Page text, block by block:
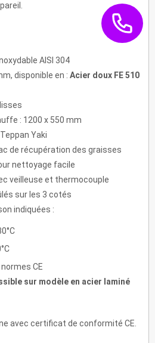
AISI 304
disponible en : Acier doux FE 510
: 1200 x 550 mm
Yaki
de récupération des graisses
nettoyage facile
veilleuse et thermocouple
sur les 3 cotés
indiquées :
CE
sur modèle en acier laminé
avec certificat de conformité CE.